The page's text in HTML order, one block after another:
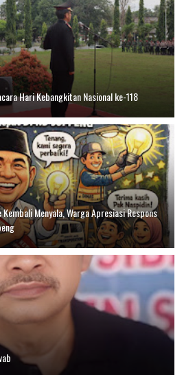
Hari Kebangkitan Nasional ke-118
Menyala, Warga Apresiasi Respons